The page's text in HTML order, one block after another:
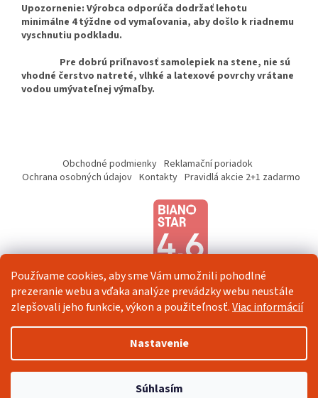
Používame cookies, aby sme Vám umožnili pohodlné
prezeranie webu a vďaka analýze prevádzky webu neustále
zlepšovali jeho funkcie, výkon a použiteľnosť.Viac informácií
Nastavenie
Súhlasím
Upozornenie: Výrobca odporúča dodržať lehotu
minimálne 4 týždne od vymaľovania, aby došlo k riadnemu
vyschnutiu podkladu.
Pre dobrú priľnavosť samolepiek na stene, nie sú
vhodné čerstvo natreté, vlhké a latexové povrchy vrátane
vodou umývateľnej výmaľby.
Obchodné podmienky Reklamační poriadok
Ochrana osobných údajov Kontakty Pravidlá akcie 2+1 zadarmo
Copyright 2026Veselá Stena. Všetky práva vyhradené.Upraviť
nastavenie cookies